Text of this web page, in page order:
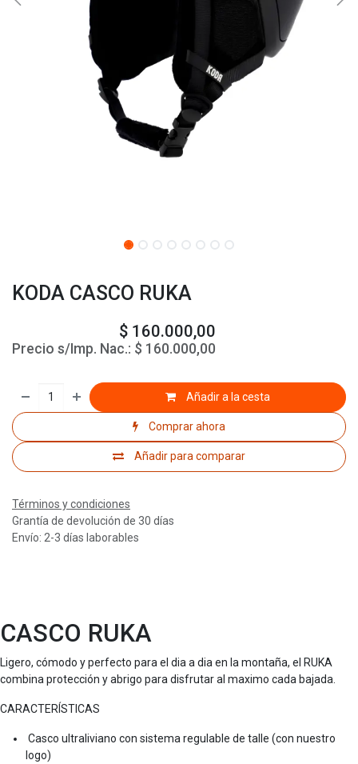
KODA CASCO RUKA
$ 160.000,00
Precio s/Imp. Nac.: $ 160.000,00
Añadir a la cesta
Comprar ahora
Añadir para comparar
Términos y condiciones
Grantía de devolución de 30 días
Envío: 2-3 días laborables
CASCO RUKA
Ligero, cómodo y perfecto para el dia a dia en la montaña, el RUKA
combina protección y abrigo para disfrutar al maximo cada bajada.
CARACTERÍSTICAS
Casco ultraliviano con sistema regulable de talle (con nuestro
logo)